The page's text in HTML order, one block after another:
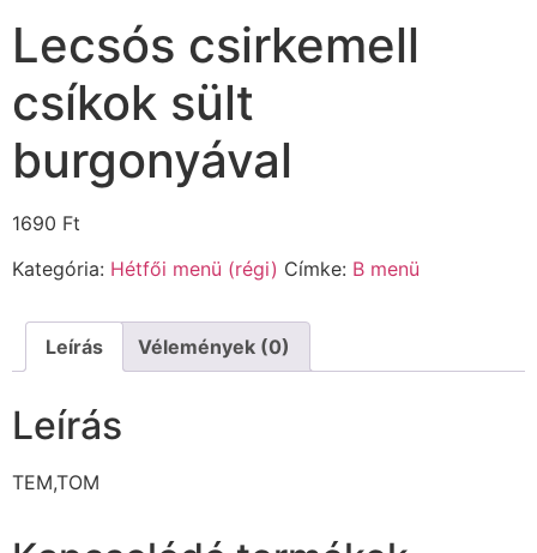
Lecsós csirkemell
csíkok sült
burgonyával
1690 Ft
Kategória: Hétfői menü (régi) Címke: B menü
Leírás Vélemények (0)
Leírás
TEM,TOM